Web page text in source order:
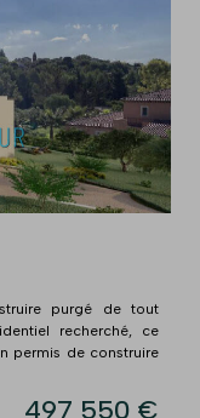
purgé de tout
recherché, ce
permis de construire
497 550 €